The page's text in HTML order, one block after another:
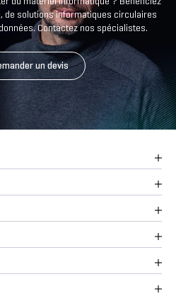
de solutions informatiques circulaires
Contactez nos spécialistes.
un devis